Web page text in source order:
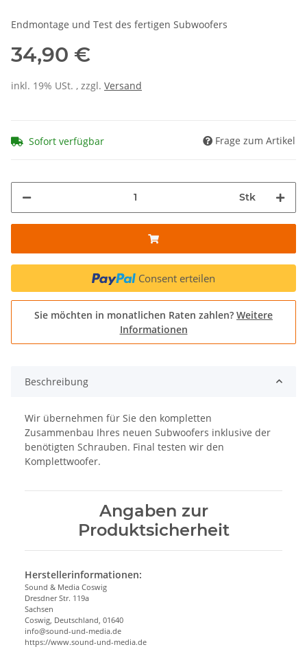
Endmontage und Test des fertigen Subwoofers
34,90 €
inkl. 19% USt. , zzgl. Versand
Sofort verfügbar Frage zum Artikel
Stk
Consent erteilen
Sie möchten in monatlichen Raten zahlen? Weitere
Informationen
Beschreibung
Wir übernehmen für Sie den kompletten
Zusammenbau Ihres neuen Subwoofers inklusive der
benötigten Schrauben. Final testen wir den
Komplettwoofer.
Angaben zur
Produktsicherheit
Herstellerinformationen:
Sound & Media Coswig
Dresdner Str. 119a
Sachsen
Coswig, Deutschland, 01640
info@sound-und-media.de
https://www.sound-und-media.de